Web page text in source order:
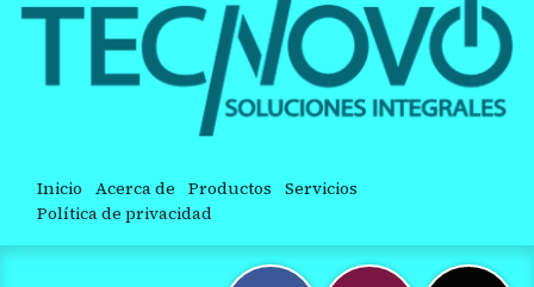
Inicio Acerca de Productos Servicios
Política de privacidad